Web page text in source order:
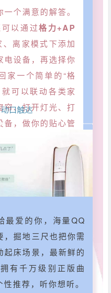
个满意的解答。
以通过格力+AP
离家模式下添加
电设备，再选择你
家一个简单的“格
可以联动各类家
帘、打开灯光、打
备，做你的贴心管
要其他模式，没
的家庭你做主。
口触达
爱的你，海量QQ
，掘地三尺也把你需
床场景，最新鲜的
有千万级别正版曲
推荐，听你想听。